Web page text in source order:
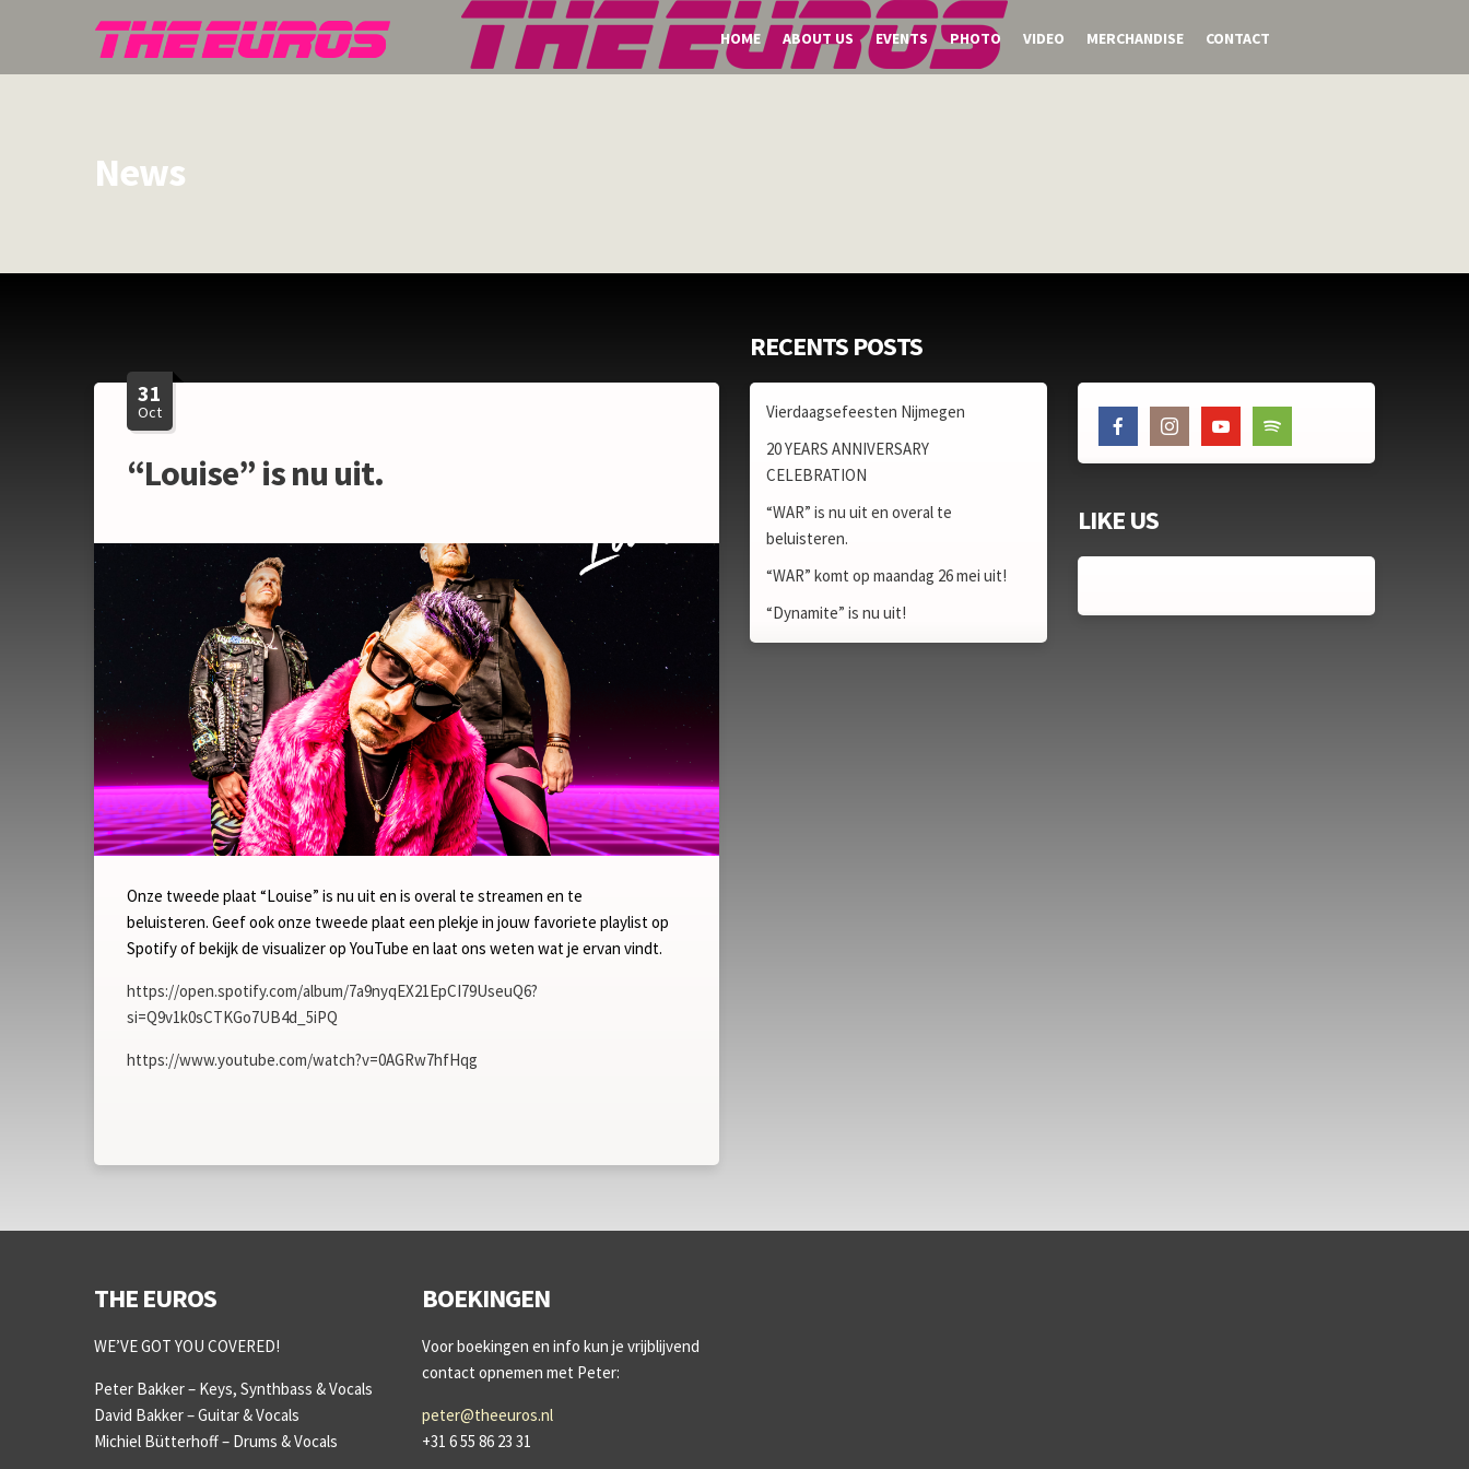
HOME ABOUT US EVENTS PHOTO VIDEO MERCHANDISE CONTACT
News
31
Oct
“Louise” is nu uit.
Onze tweede plaat “Louise” is nu uit en is overal te streamen en te
beluisteren. Geef ook onze tweede plaat een plekje in jouw favoriete playlist op
Spotify of bekijk de visualizer op YouTube en laat ons weten wat je ervan vindt.
https://open.spotify.com/album/7a9nyqEX21EpCI79UseuQ6?
si=Q9v1k0sCTKGo7UB4d_5iPQ
https://www.youtube.com/watch?v=0AGRw7hfHqg
RECENTS POSTS
Vierdaagsefeesten Nijmegen
20 YEARS ANNIVERSARY
CELEBRATION
“WAR” is nu uit en overal te
beluisteren.
“WAR” komt op maandag 26 mei uit!
“Dynamite” is nu uit!
LIKE US
THE EUROS
WE’VE GOT YOU COVERED!
Peter Bakker – Keys, Synthbass & Vocals
David Bakker – Guitar & Vocals
Michiel Bütterhoff – Drums & Vocals
BOEKINGEN
Voor boekingen en info kun je vrijblijvend
contact opnemen met Peter:
peter@theeuros.nl
+31 6 55 86 23 31